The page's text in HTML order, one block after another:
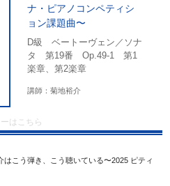
ナ・ピアノコンペティシ
ョン課題曲〜
D級 ベートーヴェン／ソナ
タ 第19番 Op.49-1 第1
楽章、第2楽章
講師：菊地裕介
はこちら
こう弾き、こう聴いている〜2025 ピティ